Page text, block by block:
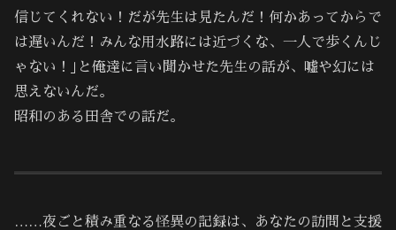
信じてくれない！だが先生は見たんだ！何かあってからで
は遅いんだ！みんな用水路には近づくな、一人で歩くんじ
ゃない！｣と俺達に言い聞かせた先生の話が、嘘や幻には
思えないんだ。
昭和のある田舎での話だ。
……夜ごと積み重なる怪異の記録は、あなたの訪問と支援